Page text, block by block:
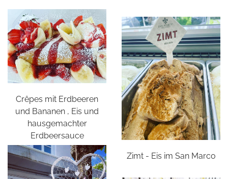
Crêpes mit Erdbeeren
und Bananen , Eis und
hausgemachter
Erdbeersauce
Zimt - Eis im San Marco